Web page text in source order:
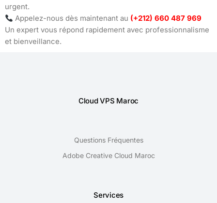
urgent.
Appelez-nous dès maintenant au (+212) 660 487 969
Un expert vous répond rapidement avec professionnalisme
et bienveillance.
Cloud VPS Maroc
Questions Fréquentes
Adobe Creative Cloud Maroc
Services